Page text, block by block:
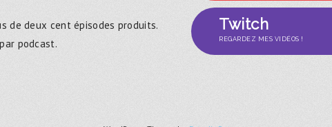
de deux cent épisodes produits.
podcast.
Twitch
REGARDEZ MES VIDÉOS !